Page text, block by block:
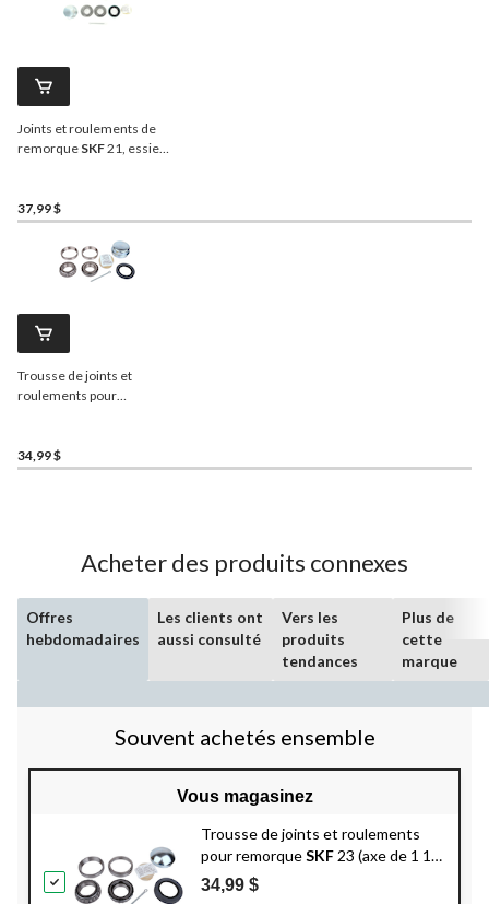
Joints et roulements de
remorque SKF21, essieu
37,99 $
Trousse de joints et
roulements pour
34,99 $
Acheter des produits connexes
Offres
hebdomadaires
Les clients ont
aussi consulté
Vers les
produits
tendances
Plus de
cette
marque
Souvent achetés ensemble
Vous magasinez
Trousse de joints et roulements
pour remorqueSKF 23 (axe de 1 1/4
po)
34,99 $